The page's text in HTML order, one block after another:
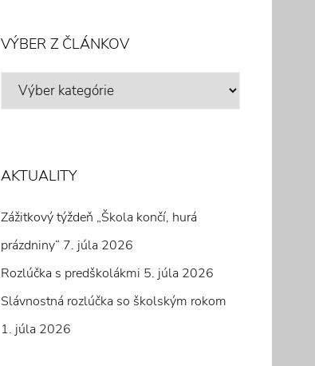
VÝBER Z ČLÁNKOV
VÝBER
AKTUALITY
Zážitkový týždeň „Škola končí, hurá
prázdniny“ 7. júla 2026
Rozlúčka s predškolákmi 5. júla 2026
Slávnostná rozlúčka so školským rokom
1. júla 2026